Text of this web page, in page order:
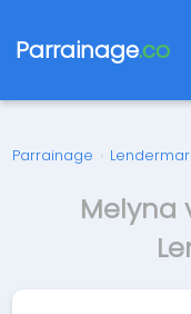
Parrainage.co
Parrainage ›
Melyna